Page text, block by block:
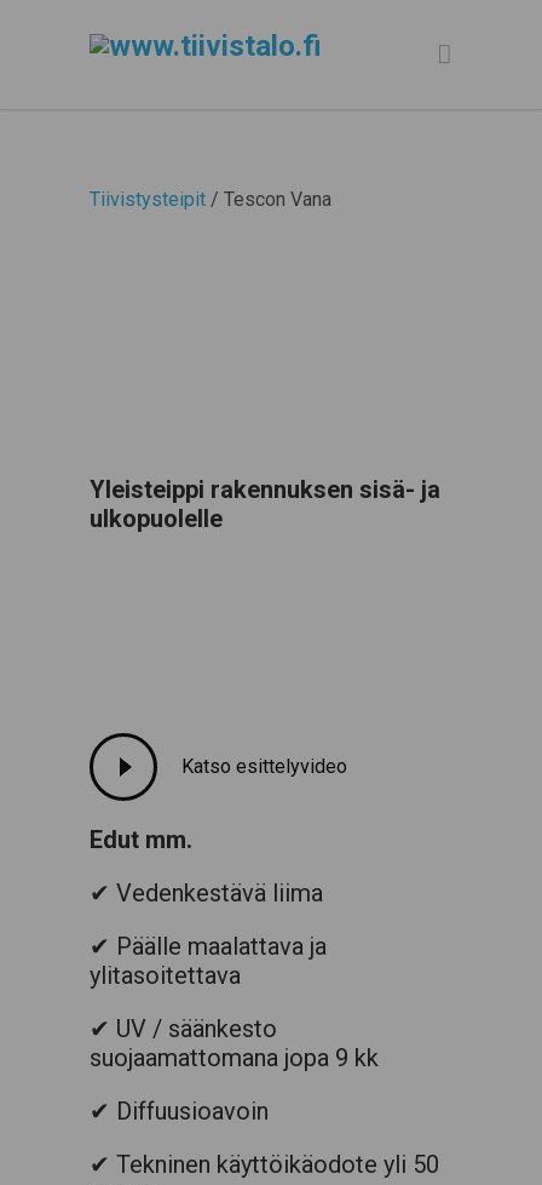
Tiivistysteipit / Tescon Vana
Yleisteippi rakennuksen sisä- ja
ulkopuolelle
Katso esittelyvideo
Edut mm.
✔ Vedenkestävä liima
✔ Päälle maalattava ja
ylitasoitettava
✔ UV / säänkesto
suojaamattomana jopa 9 kk
✔ Diffuusioavoin
✔ Tekninen käyttöikäodote yli 50